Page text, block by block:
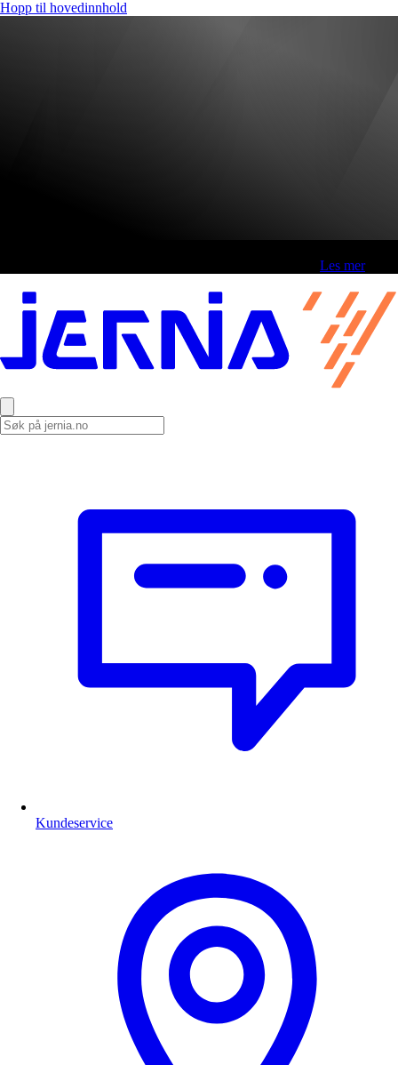
Hopp til hovedinnhold
Les mer
Kundeservice